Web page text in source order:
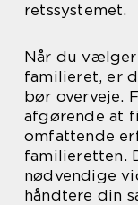
retssystemet.
Når du vælger
familieret, er
bør overveje.
afgørende at
omfattende
familieretten.
nødvendige
håndtere din